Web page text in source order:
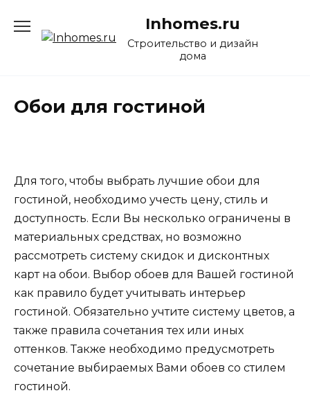
содержанию
Inhomes.ru
Строительство и дизайн
дома
Обои для гостиной
Для того, чтобы выбрать лучшие обои для
гостиной, необходимо учесть цену, стиль и
доступность. Если Вы несколько ограничены в
материальных средствах, но возможно
рассмотреть систему скидок и дисконтных
карт на обои. Выбор обоев для Вашей гостиной
как правило будет учитывать интерьер
гостиной. Обязательно учтите систему цветов, а
также правила сочетания тех или иных
оттенков. Также необходимо предусмотреть
сочетание выбираемых Вами обоев со стилем
гостиной.